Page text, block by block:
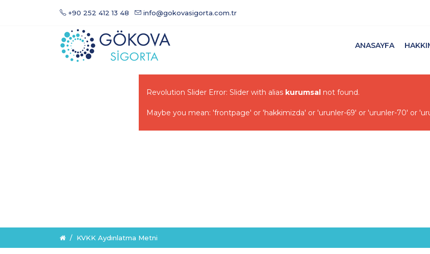
+90 252 412 13 48 info@gokovasigorta.com.tr
ANASAYFA
Revolution Slider Error: Slider with alias kurumsal not found.
Maybe you mean: 'frontpage' or 'hakkimizda' or 'urunler-69' or 'urunler-70' or
KVKK Aydınlatma Metni